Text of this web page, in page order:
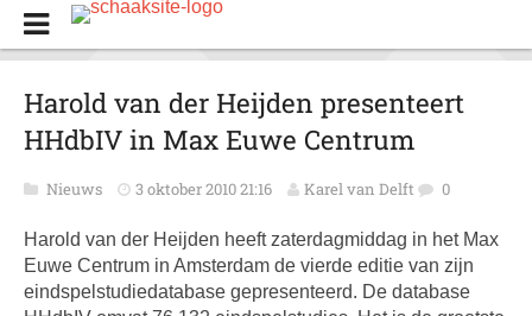
Harold van der Heijden presenteert
HHdbIV in Max Euwe Centrum
Nieuws 3 oktober 2010 21:16 Karel van Delft 0
Harold van der Heijden heeft zaterdagmiddag in het Max
Euwe Centrum in Amsterdam de vierde editie van zijn
eindspelstudiedatabase gepresenteerd. De database